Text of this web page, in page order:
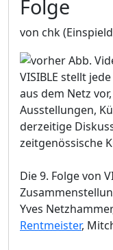
Folge
von chk
VISIBLE stellt
aus dem Netz
Ausstellungen,
derzeitige
zeitgenössische
Die 9. Folge von
Yves
Rentmeister,